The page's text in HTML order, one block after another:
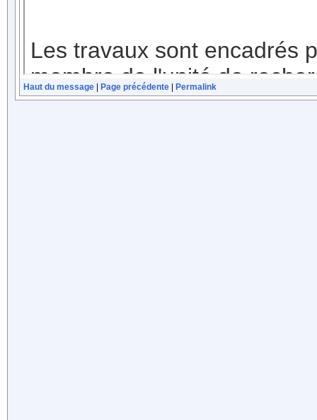
Haut du message Page précédente Permalink